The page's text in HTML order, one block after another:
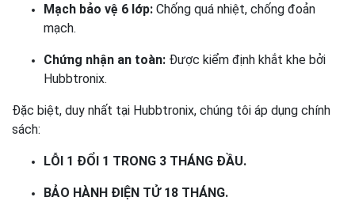
Mạch bảo vệ 6 lớp: Chống quá nhiệt, chống đoản
mạch.
Chứng nhận an toàn: Được kiểm định khắt khe bởi
Hubbtronix.
Đặc biệt, duy nhất tại Hubbtronix, chúng tôi áp dụng chính
sách:
LỖI 1 ĐỔI 1 TRONG 3 THÁNG ĐẦU.
BẢO HÀNH ĐIỆN TỬ 18 THÁNG.